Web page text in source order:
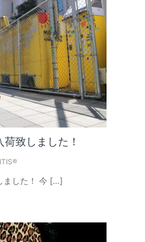
致しました！
ました！ 今 […]